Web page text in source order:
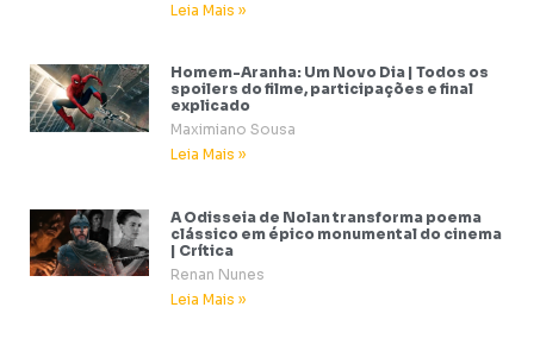
Leia Mais »
Homem-Aranha: Um Novo Dia | Todos os
spoilers do filme, participações e final
explicado
Maximiano Sousa
Leia Mais »
A Odisseia de Nolan transforma poema
clássico em épico monumental do cinema
| Crítica
Renan Nunes
Leia Mais »